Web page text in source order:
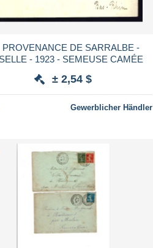
PROVENANCE DE SARRALBE -
- 1923 - SEMEUSE CAMÉE
± 2,54 $
Gewerblicher Händler